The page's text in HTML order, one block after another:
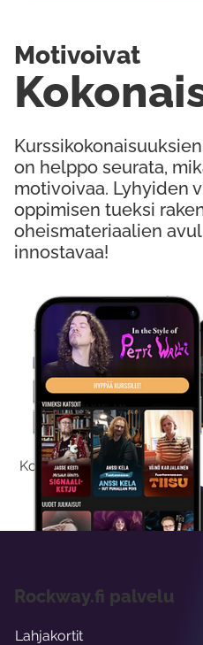
Kokeile
Kokeilemalla ilmaiseksi
viikon
on helppo seurata,
motivoivaa. Lyhyiden
oppimisen tueksi
oheismateriaalien
innostavaa!
Motivoivat
Rockway.fi palvelu
Lahjakortit